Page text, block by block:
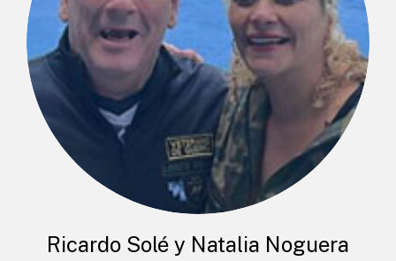
Ricardo Solé y Natalia Noguera